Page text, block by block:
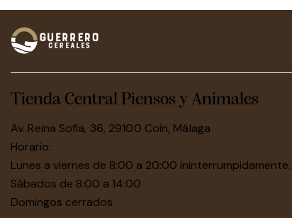
Tienda Central Piensos y Animales
Av. Reina Sofía, 36, 29100 Coín, Málaga
Horario:
Lunes a viernes de 8:00 a 20:00 ininterrumpidamente.
Sábados de 8:00 a 14:00
Domingos cerrados